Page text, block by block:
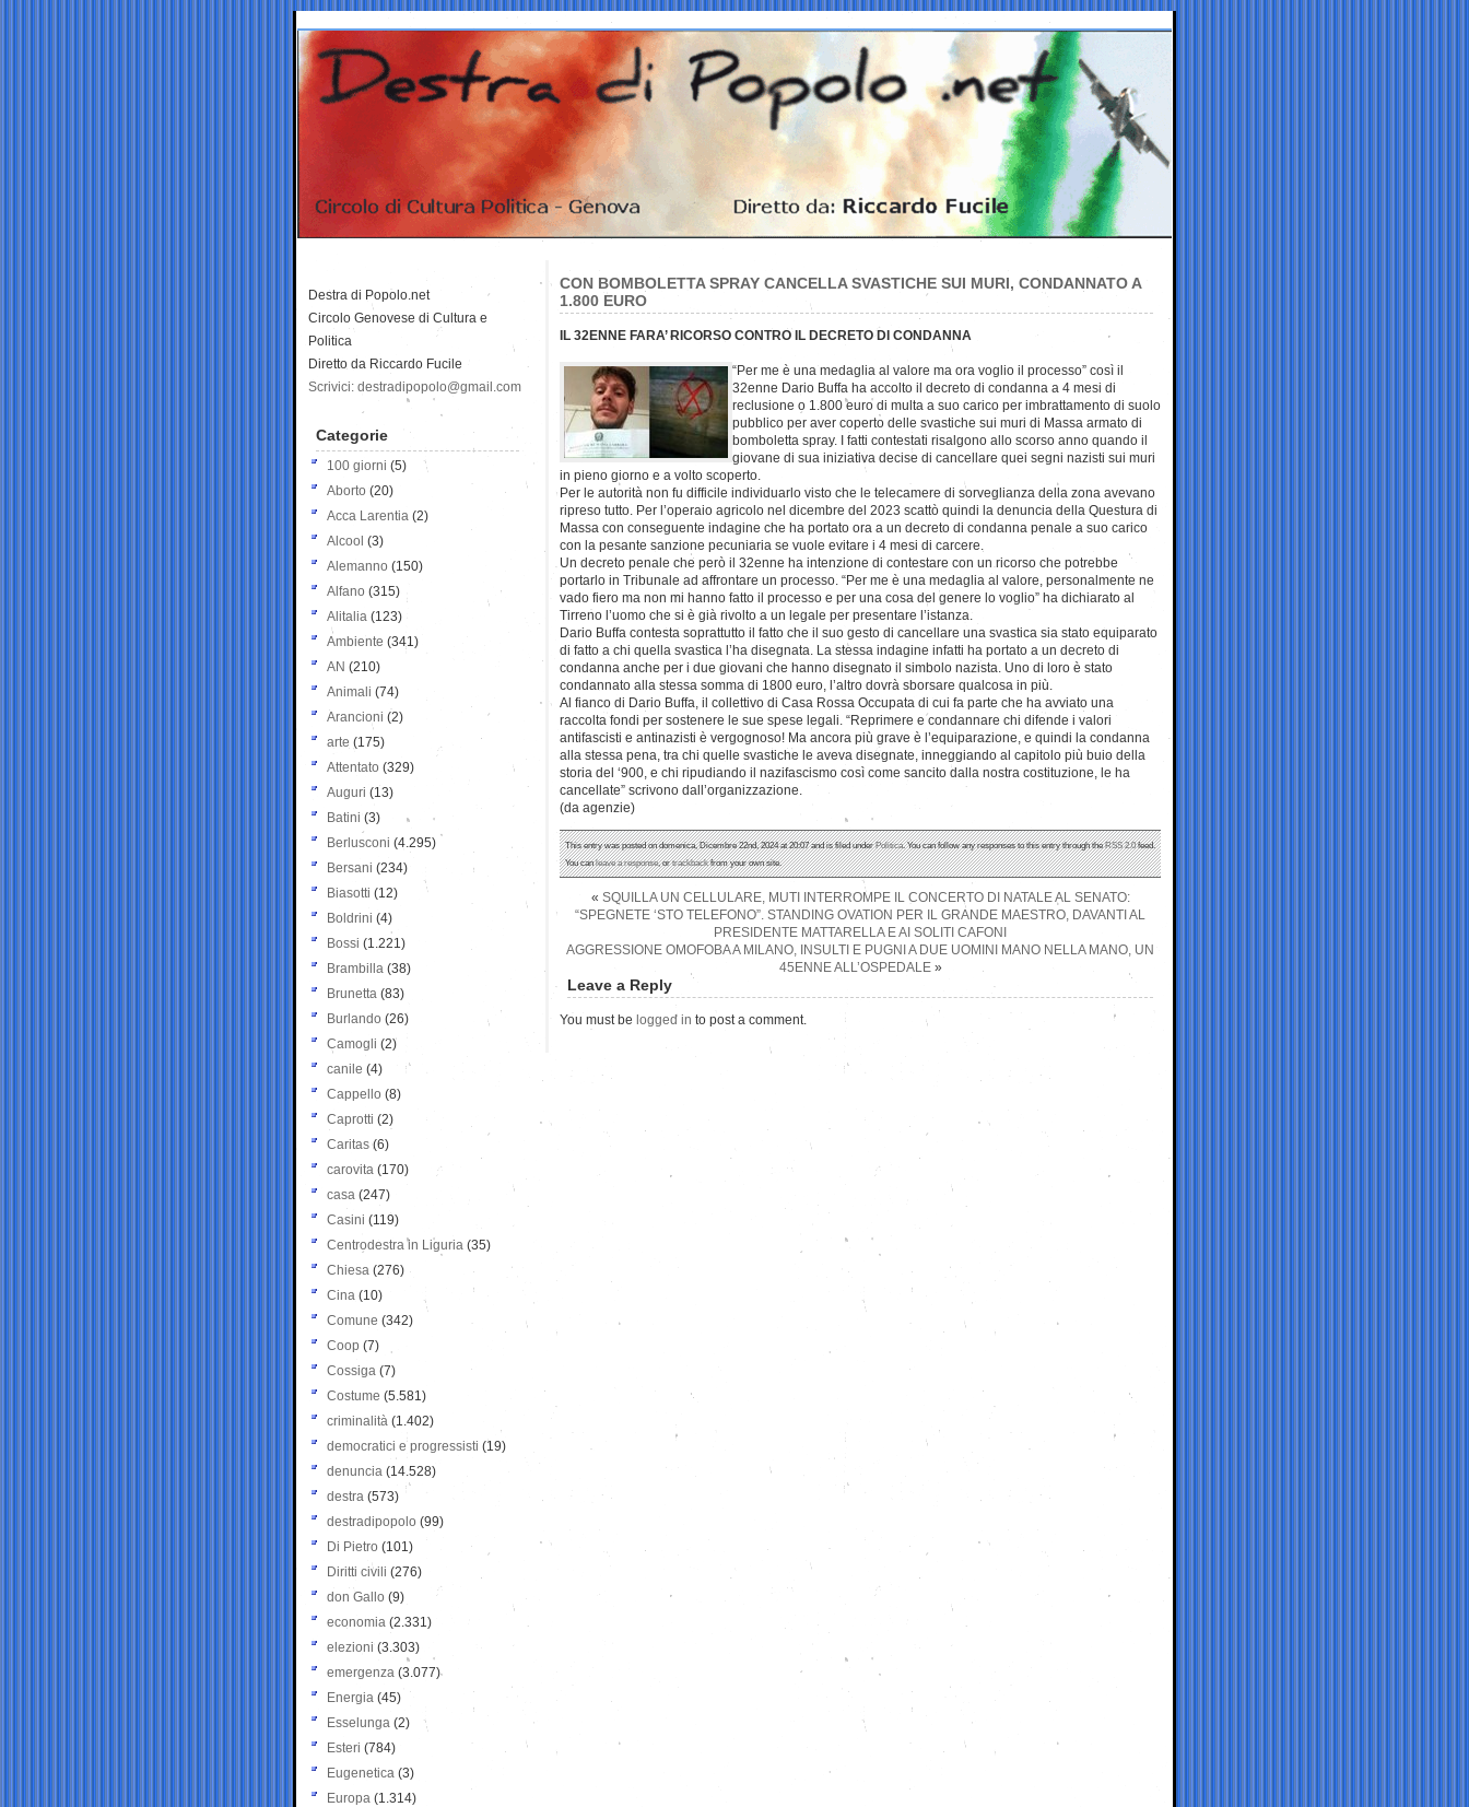
CON BOMBOLETTA SPRAY CANCELLA SVASTICHE SUI MURI, CONDANNATO A
1.800 EURO
IL 32ENNE FARA’ RICORSO CONTRO IL DECRETO DI CONDANNA
“Per me è una medaglia al valore ma ora voglio il processo” così il
32enne Dario Buffa ha accolto il decreto di condanna a 4 mesi di
reclusione o 1.800 euro di multa a suo carico per imbrattamento di suolo
pubblico per aver coperto delle svastiche sui muri di Massa armato di
bomboletta spray. I fatti contestati risalgono allo scorso anno quando il
giovane di sua iniziativa decise di cancellare quei segni nazisti sui muri
in pieno giorno e a volto scoperto.
Per le autorità non fu difficile individuarlo visto che le telecamere di sorveglianza della zona avevano
ripreso tutto. Per l’operaio agricolo nel dicembre del 2023 scattò quindi la denuncia della Questura di
Massa con conseguente indagine che ha portato ora a un decreto di condanna penale a suo carico
con la pesante sanzione pecuniaria se vuole evitare i 4 mesi di carcere.
Un decreto penale che però il 32enne ha intenzione di contestare con un ricorso che potrebbe
portarlo in Tribunale ad affrontare un processo. “Per me è una medaglia al valore, personalmente ne
vado fiero ma non mi hanno fatto il processo e per una cosa del genere lo voglio” ha dichiarato al
Tirreno l’uomo che si è già rivolto a un legale per presentare l’istanza.
Dario Buffa contesta soprattutto il fatto che il suo gesto di cancellare una svastica sia stato equiparato
di fatto a chi quella svastica l’ha disegnata. La stessa indagine infatti ha portato a un decreto di
condanna anche per i due giovani che hanno disegnato il simbolo nazista. Uno di loro è stato
condannato alla stessa somma di 1800 euro, l’altro dovrà sborsare qualcosa in più.
Al fianco di Dario Buffa, il collettivo di Casa Rossa Occupata di cui fa parte che ha avviato una
raccolta fondi per sostenere le sue spese legali. “Reprimere e condannare chi difende i valori
antifascisti e antinazisti è vergognoso! Ma ancora più grave è l’equiparazione, e quindi la condanna
alla stessa pena, tra chi quelle svastiche le aveva disegnate, inneggiando al capitolo più buio della
storia del ‘900, e chi ripudiando il nazifascismo così come sancito dalla nostra costituzione, le ha
cancellate” scrivono dall’organizzazione.
(da agenzie)
This entry was posted on domenica, Dicembre 22nd, 2024 at 20:07 and is filed underPolitica. You can follow any responses to this entry through theRSS 2.0feed.
You canleave a response, ortrackbackfrom your own site.
« SQUILLA UN CELLULARE, MUTI INTERROMPE IL CONCERTO DI NATALE AL SENATO:
“SPEGNETE ‘STO TELEFONO”. STANDING OVATION PER IL GRANDE MAESTRO, DAVANTI AL
PRESIDENTE MATTARELLA E AI SOLITI CAFONI
AGGRESSIONE OMOFOBA A MILANO, INSULTI E PUGNI A DUE UOMINI MANO NELLA MANO, UN
45ENNE ALL’OSPEDALE»
Leave a Reply
You must be logged in to post a comment.
Destra di Popolo.net
Circolo Genovese di Cultura e
Politica
Diretto da Riccardo Fucile
Scrivici: destradipopolo@gmail.com
Categorie
100 giorni (5)
Aborto (20)
Acca Larentia (2)
Alcool (3)
Alemanno (150)
Alfano (315)
Alitalia (123)
Ambiente (341)
AN (210)
Animali (74)
Arancioni (2)
arte (175)
Attentato (329)
Auguri (13)
Batini (3)
Berlusconi (4.295)
Bersani (234)
Biasotti (12)
Boldrini (4)
Bossi (1.221)
Brambilla (38)
Brunetta (83)
Burlando (26)
Camogli (2)
canile (4)
Cappello (8)
Caprotti (2)
Caritas (6)
carovita (170)
casa (247)
Casini (119)
Centrodestra in Liguria (35)
Chiesa (276)
Cina (10)
Comune (342)
Coop (7)
Cossiga (7)
Costume (5.581)
criminalità (1.402)
democratici e progressisti (19)
denuncia (14.528)
destra (573)
destradipopolo (99)
Di Pietro (101)
Diritti civili (276)
don Gallo (9)
economia (2.331)
elezioni (3.303)
emergenza (3.077)
Energia (45)
Esselunga (2)
Esteri (784)
Eugenetica (3)
Europa (1.314)